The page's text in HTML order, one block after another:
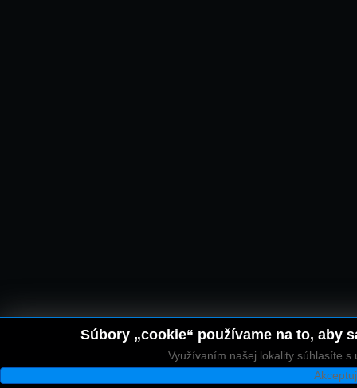
Súbory „cookie“ používame na to, aby
Využívaním našej lokality súhlasíte s